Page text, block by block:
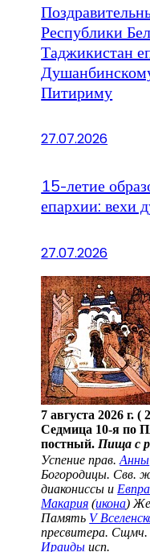
Республики
Таджикистан
Питириму
27.07.2026
15-летие
епархии: вехи
27.07.2026
7 августа 2026 г.
Седмица 10-я по
постный. Пища с
Успение прав.Анны
Богородицы. Свв.
диакониссы и
Макария (икона)
Память V
пресвитера.
Ираиды исп.